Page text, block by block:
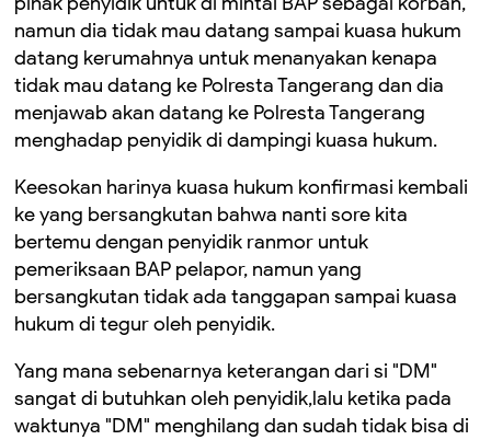
namun dia tidak mau datang sampai kuasa hukum
datang kerumahnya untuk menanyakan kenapa
tidak mau datang ke Polresta Tangerang dan dia
menjawab akan datang ke Polresta Tangerang
menghadap penyidik di dampingi kuasa hukum.
Keesokan harinya kuasa hukum konfirmasi kembali
ke yang bersangkutan bahwa nanti sore kita
bertemu dengan penyidik ranmor untuk
pemeriksaan BAP pelapor, namun yang
bersangkutan tidak ada tanggapan sampai kuasa
hukum di tegur oleh penyidik.
Yang mana sebenarnya keterangan dari si "DM"
sangat di butuhkan oleh penyidik,lalu ketika pada
waktunya "DM" menghilang dan sudah tidak bisa di